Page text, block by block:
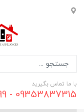
با ما تماس بگیرید
09353837315 - 09174049199